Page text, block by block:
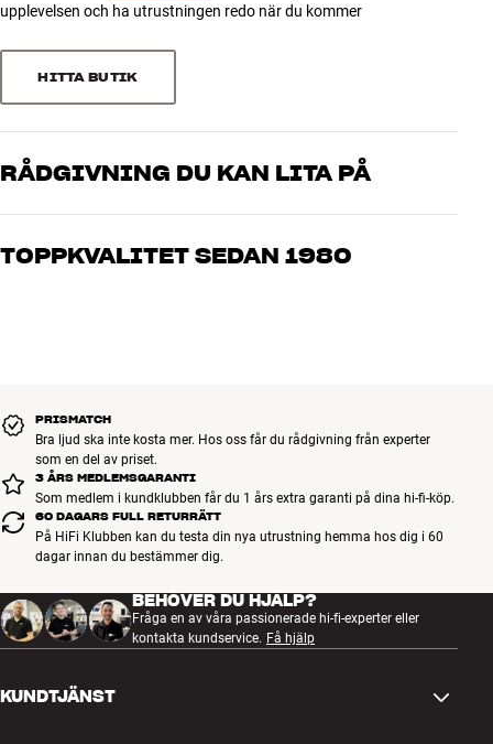
GENERELLA EGENSKAPER
Anpassad för att ansluta 5 HDMI-enheter till din TV samtidigt.
För anslutning av spelkonsoler som PlayStation och Xbox, Blu-ray-
Energieffektiv och kräver ingen extern strömförsörjning.
den är placerad utom synhåll.
upplevelsen och ha utrustningen redo när du kommer
HITTA BUTIK
RÅDGIVNING DU KAN LITA PÅ
Våra medarbetare är riktiga entusiaster som kan produkterna och
vad du drömmer om, så hjälper vi dig att hitta den lösning som
TOPPKVALITET SEDAN 1980
PRISMATCH
Bra ljud ska inte kosta mer. Hos oss får du rådgivning från experter
som en del av priset.
3 ÅRS MEDLEMSGARANTI
Som medlem i kundklubben får du 1 års extra garanti på dina hi-fi-köp.
60 DAGARS FULL RETURRÄTT
På HiFi Klubben kan du testa din nya utrustning hemma hos dig i 60
dagar innan du bestämmer dig.
BEHÖVER DU HJÄLP?
Fråga en av våra passionerade hi-fi-experter eller
kontakta kundservice. Få hjälp
KUNDTJÄNST